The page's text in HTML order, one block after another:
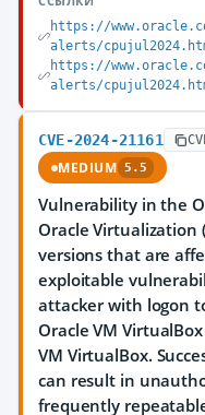
https://
alerts/
https://
alerts/
CVE-2024-21161
MEDIUM 5.5
Vulnerability in the
Oracle Virtualization
versions that are
exploitable
attacker with logon
Oracle VM
VM VirtualBox.
can result in
frequently